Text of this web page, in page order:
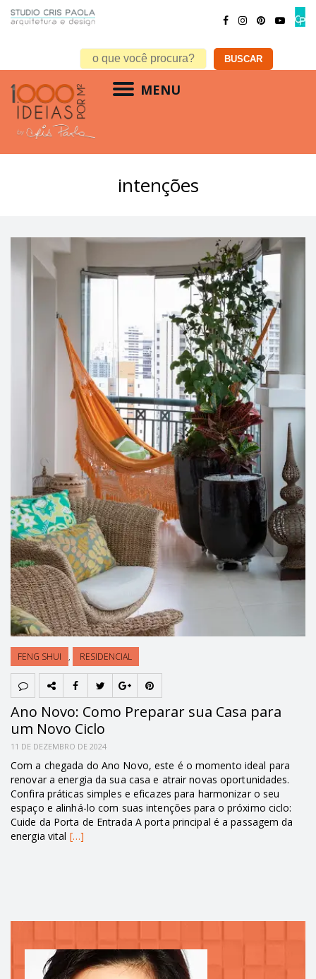
MENU
intenções
FENG SHUI , RESIDENCIAL
Ano Novo: Como Preparar sua Casa para
um Novo Ciclo
11 DE DEZEMBRO DE 2024
Com a chegada do Ano Novo, este é o momento ideal para
renovar a energia da sua casa e atrair novas oportunidades.
Confira práticas simples e eficazes para harmonizar o seu
espaço e alinhá-lo com suas intenções para o próximo ciclo:
Cuide da Porta de Entrada A porta principal é a passagem da
energia vital […]